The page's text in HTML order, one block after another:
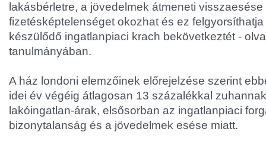
lakásbérletre, a jövedelmek átmeneti visszaesése
fizetésképtelenséget okozhat és ez
készülődő ingatlanpiaci krach bekövetkeztét -
tanulmányában.
A ház londoni elemzőinek előrejelzése szerint
idei év végéig átlagosan 13 százalékkal
lakóingatlan-árak, elsősorban az ingatlanpiaci
bizonytalanság és a jövedelmek esése miatt.